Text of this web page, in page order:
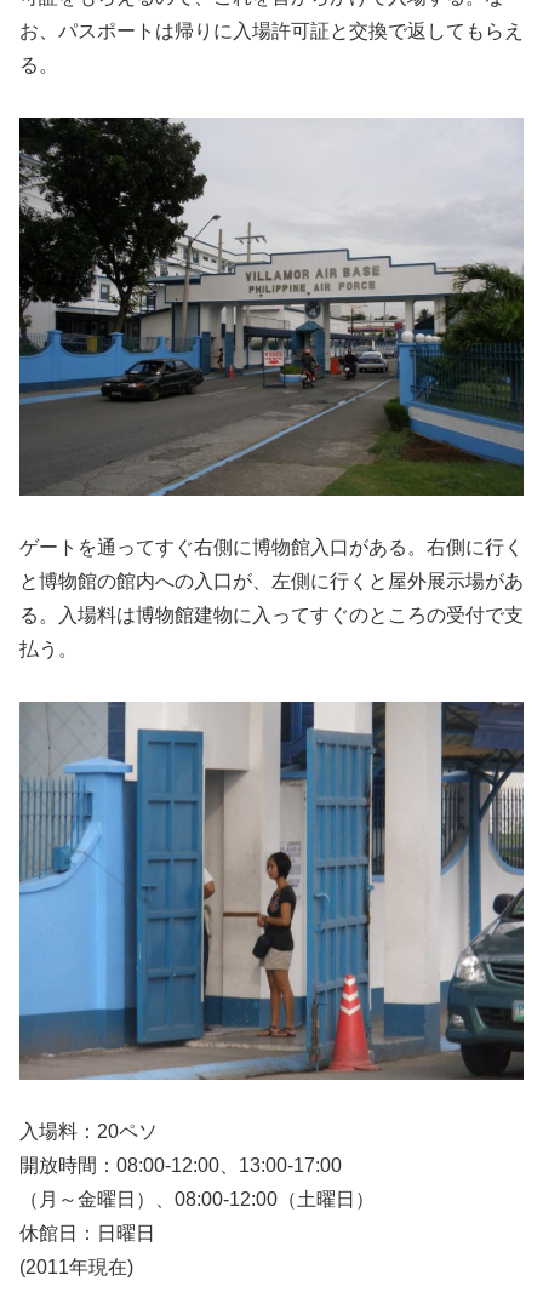
お、パスポートは帰りに入場許可証と交換で返してもらえ
る。
ゲートを通ってすぐ右側に博物館入口がある。右側に行く
と博物館の館内への入口が、左側に行くと屋外展示場があ
る。入場料は博物館建物に入ってすぐのところの受付で支
払う。
入場料：20ペソ
開放時間：08:00-12:00、13:00-17:00
（月～金曜日）、08:00-12:00（土曜日）
休館日：日曜日
(2011年現在)